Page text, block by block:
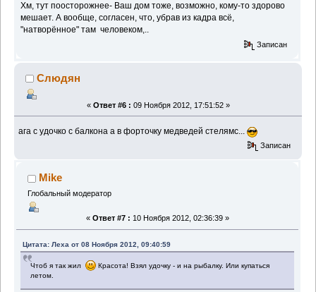
Хм, тут поосторожнее- Ваш дом тоже, возможно, кому-то здорово
мешает. А вообще, согласен, что, убрав из кадра всё,
"натворённое" там человеком,..
Записан
Слюдян
« Ответ #6 : 09 Ноября 2012, 17:51:52 »
ага с удочко с балкона а в форточку медведей стелямс...
Записан
Mike
Глобальный модератор
« Ответ #7 : 10 Ноября 2012, 02:36:39 »
Цитата: Леха от 08 Ноября 2012, 09:40:59
Чтоб я так жил
Красота! Взял удочку - и на рыбалку. Или купаться
летом.